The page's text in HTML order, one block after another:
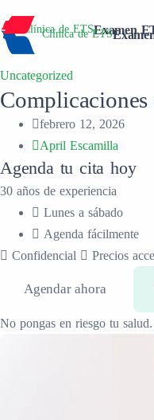
Clínica de ETSExamen
Clínica de ETS
Uncategorized
febrero 12, 2026
April Escamilla
Agenda tu cita hoy
30 años de experiencia
Lunes a sábado
Agenda fácilmente
Confidencial
Precios
Agendar ahora
No pongas en riesgo tu